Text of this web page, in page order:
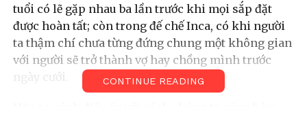
tuổi có lẽ gặp nhau ba lần trước khi mọi sắp đặt
được hoàn tất; còn trong đế chế Inca, có khi người
ta thậm chí chưa từng đứng chung một không gian
với người sẽ trở thành vợ hay chồng mình trước
ngày cưới.
CONTINUE READING